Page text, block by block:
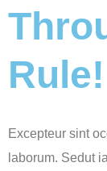
Rule!
Excepteur sint
laborum. Sedut